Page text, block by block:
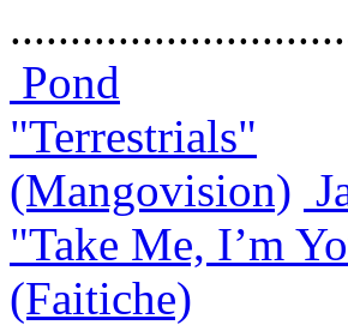
Pond
"Terrestrials"
(Mangovision)
"Take Me, I’m
(Faitiche)